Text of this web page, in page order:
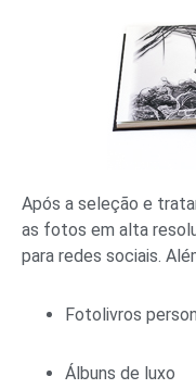
Após a seleção e
as fotos em alta
para redes sociais.
Fotolivros
Álbuns de luxo